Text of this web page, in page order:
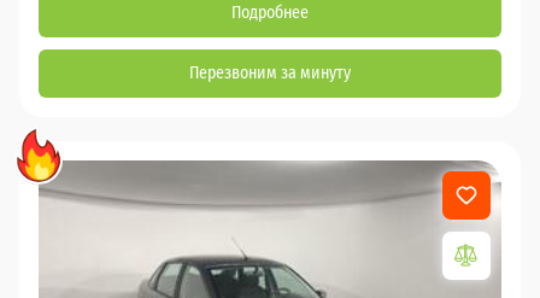
Подробнее
Перезвоним за минуту